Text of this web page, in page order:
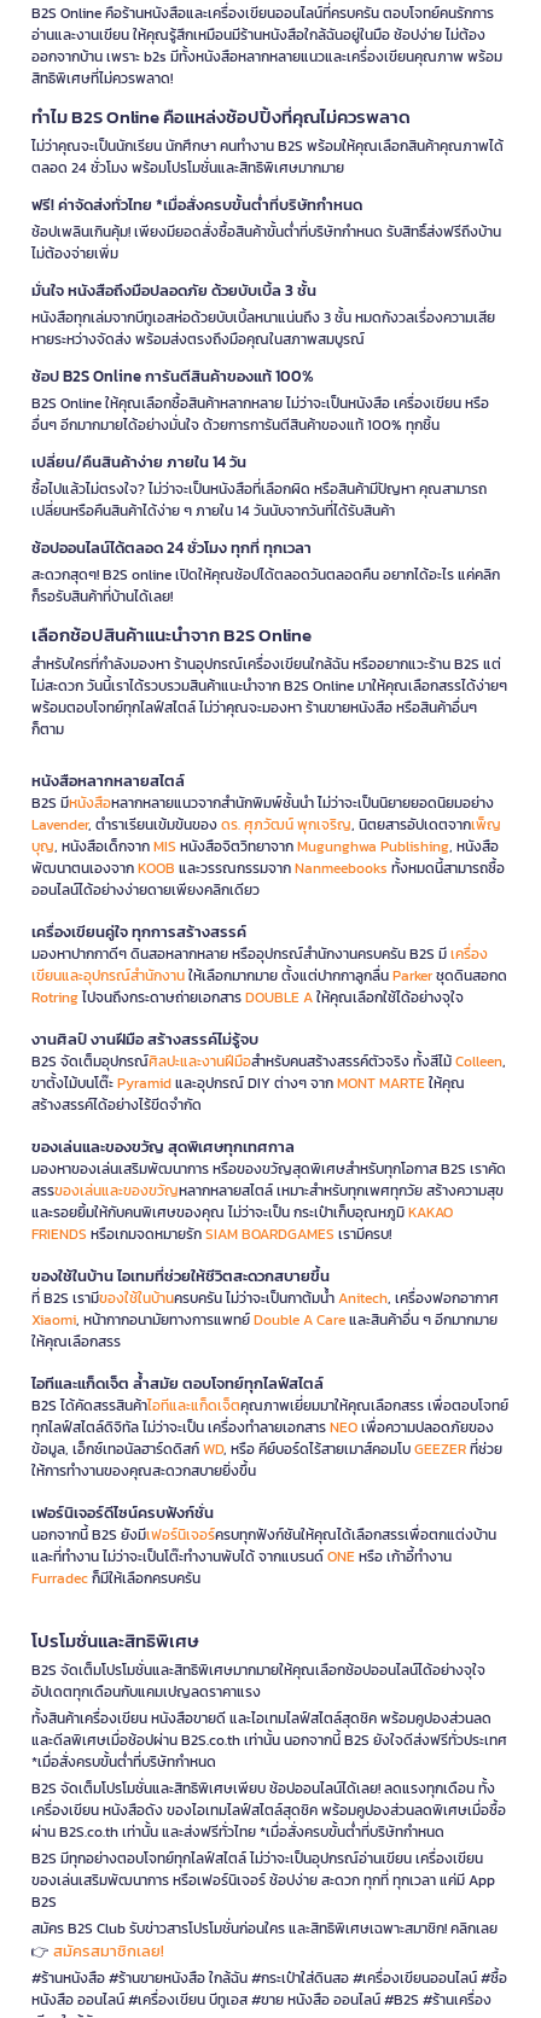
B2S Online คือร้านหนังสือและเครื่องเขียนออนไลน์ที่ครบครัน ตอบโจทย์คนรักการ
อ่านและงานเขียน ให้คุณรู้สึกเหมือนมีร้านหนังสือใกล้ฉันอยู่ในมือ ช้อปง่าย ไม่ต้อง
ออกจากบ้าน เพราะ b2s มีทั้งหนังสือหลากหลายแนวและเครื่องเขียนคุณภาพ พร้อม
สิทธิพิเศษที่ไม่ควรพลาด!
ทำไม B2S Online คือแหล่งช้อปปิ้งที่คุณไม่ควรพลาด
ไม่ว่าคุณจะเป็นนักเรียน นักศึกษา คนทำงาน B2S พร้อมให้คุณเลือกสินค้าคุณภาพได้
ตลอด 24 ชั่วโมง พร้อมโปรโมชั่นและสิทธิพิเศษมากมาย
ฟรี! ค่าจัดส่งทั่วไทย *เมื่อสั่งครบขั้นต่ำที่บริษัทกำหนด
ช้อปเพลินเกินคุ้ม! เพียงมียอดสั่งซื้อสินค้าขั้นต่ำที่บริษัทกำหนด รับสิทธิ์ส่งฟรีถึงบ้าน
ไม่ต้องจ่ายเพิ่ม
มั่นใจ หนังสือถึงมือปลอดภัย ด้วยบับเบิ้ล 3 ชั้น
หนังสือทุกเล่มจากบีทูเอสห่อด้วยบับเบิ้ลหนาแน่นถึง 3 ชั้น หมดกังวลเรื่องความเสีย
หายระหว่างจัดส่ง พร้อมส่งตรงถึงมือคุณในสภาพสมบูรณ์
ช้อป B2S Online การันตีสินค้าของแท้ 100%
B2S Online ให้คุณเลือกซื้อสินค้าหลากหลาย ไม่ว่าจะเป็นหนังสือ เครื่องเขียน หรือ
อื่นๆ อีกมากมายได้อย่างมั่นใจ ด้วยการการันตีสินค้าของแท้ 100% ทุกชิ้น
เปลี่ยน/คืนสินค้าง่าย ภายใน 14 วัน
ซื้อไปแล้วไม่ตรงใจ? ไม่ว่าจะเป็นหนังสือที่เลือกผิด หรือสินค้ามีปัญหา คุณสามารถ
เปลี่ยนหรือคืนสินค้าได้ง่าย ๆ ภายใน 14 วันนับจากวันที่ได้รับสินค้า
ช้อปออนไลน์ได้ตลอด 24 ชั่วโมง ทุกที่ ทุกเวลา
สะดวกสุดๆ! B2S online เปิดให้คุณช้อปได้ตลอดวันตลอดคืน อยากได้อะไร แค่คลิก
ก็รอรับสินค้าที่บ้านได้เลย!
เลือกช้อปสินค้าแนะนำจาก B2S Online
สำหรับใครที่กำลังมองหา ร้านอุปกรณ์เครื่องเขียนใกล้ฉัน หรืออยากแวะร้าน B2S แต่
ไม่สะดวก วันนี้เราได้รวบรวมสินค้าแนะนำจาก B2S Online มาให้คุณเลือกสรรได้ง่ายๆ
พร้อมตอบโจทย์ทุกไลฟ์สไตล์ ไม่ว่าคุณจะมองหา ร้านขายหนังสือ หรือสินค้าอื่นๆ
ก็ตาม
หนังสือหลากหลายสไตล์
B2S มีหนังสือหลากหลายแนวจากสำนักพิมพ์ชั้นนำ ไม่ว่าจะเป็นนิยายยอดนิยมอย่าง
Lavender, ตำราเรียนเข้มข้นของดร. ศุภวัฒน์ พุกเจริญ, นิตยสารอัปเดตจากเพ็ญ
บุญ, หนังสือเด็กจากMIS หนังสือจิตวิทยาจากMugunghwa Publishing, หนังสือ
พัฒนาตนเองจากKOOB และวรรณกรรมจากNanmeebooks ทั้งหมดนี้สามารถซื้อ
ออนไลน์ได้อย่างง่ายดายเพียงคลิกเดียว
เครื่องเขียนคู่ใจ ทุกการสร้างสรรค์
มองหาปากกาดีๆ ดินสอหลากหลาย หรืออุปกรณ์สำนักงานครบครัน B2S มีเครื่อง
เขียนและอุปกรณ์สำนักงานให้เลือกมากมาย ตั้งแต่ปากกาลูกลื่นParkerชุดดินสอกด
Rotringไปจนถึงกระดาษถ่ายเอกสารDOUBLE Aให้คุณเลือกใช้ได้อย่างจุใจ
งานศิลป์ งานฝีมือ สร้างสรรค์ไม่รู้จบ
B2S จัดเต็มอุปกรณ์ศิลปะและงานฝีมือสำหรับคนสร้างสรรค์ตัวจริง ทั้งสีไม้Colleen,
ขาตั้งไม้บนโต๊ะPyramidและอุปกรณ์ DIY ต่างๆ จากMONT MARTEให้คุณ
สร้างสรรค์ได้อย่างไร้ขีดจำกัด
ของเล่นและของขวัญ สุดพิเศษทุกเทศกาล
มองหาของเล่นเสริมพัฒนาการ หรือของขวัญสุดพิเศษสำหรับทุกโอกาส B2S เราคัด
สรรของเล่นและของขวัญหลากหลายสไตล์ เหมาะสำหรับทุกเพศทุกวัย สร้างความสุข
และรอยยิ้มให้กับคนพิเศษของคุณ ไม่ว่าจะเป็น กระเป๋าเก็บอุณหภูมิKAKAO
FRIENDS หรือเกมจดหมายรักSIAM BOARDGAMES เรามีครบ!
ของใช้ในบ้าน ไอเทมที่ช่วยให้ชีวิตสะดวกสบายขึ้น
ที่ B2S เรามีของใช้ในบ้านครบครัน ไม่ว่าจะเป็นกาต้มน้ำAnitech, เครื่องฟอกอากาศ
Xiaomi, หน้ากากอนามัยทางการแพทย์Double A Careและสินค้าอื่น ๆ อีกมากมาย
ให้คุณเลือกสรร
ไอทีและแก็ดเจ็ต ล้ำสมัย ตอบโจทย์ทุกไลฟ์สไตล์
B2S ได้คัดสรรสินค้าไอทีและแก็ดเจ็ตคุณภาพเยี่ยมมาให้คุณเลือกสรร เพื่อตอบโจทย์
ทุกไลฟ์สไตล์ดิจิทัล ไม่ว่าจะเป็น เครื่องทำลายเอกสารNEOเพื่อความปลอดภัยของ
ข้อมูล, เอ็กซ์เทอนัลฮาร์ดดิสก์WD, หรือ คีย์บอร์ดไร้สายเมาส์คอมโบGEEZERที่ช่วย
ให้การทำงานของคุณสะดวกสบายยิ่งขึ้น
เฟอร์นิเจอร์ดีไซน์ครบฟังก์ชั่น
นอกจากนี้ B2S ยังมีเฟอร์นิเจอร์ครบทุกฟังก์ชันให้คุณได้เลือกสรรเพื่อตกแต่งบ้าน
และที่ทำงาน ไม่ว่าจะเป็นโต๊ะทำงานพับได้ จากแบรนด์ONEหรือ เก้าอี้ทำงาน
Furradecก็มีให้เลือกครบครัน
โปรโมชั่นและสิทธิพิเศษ
B2S จัดเต็มโปรโมชั่นและสิทธิพิเศษมากมายให้คุณเลือกช้อปออนไลน์ได้อย่างจุใจ
อัปเดตทุกเดือนกับแคมเปญลดราคาแรง
ทั้งสินค้าเครื่องเขียน หนังสือขายดี และไอเทมไลฟ์สไตล์สุดชิค พร้อมคูปองส่วนลด
และดีลพิเศษเมื่อช้อปผ่าน B2S.co.th เท่านั้น นอกจากนี้ B2S ยังใจดีส่งฟรีทั่วประเทศ
*เมื่อสั่งครบขั้นต่ำที่บริษัทกำหนด
B2S จัดเต็มโปรโมชั่นและสิทธิพิเศษเพียบ ช้อปออนไลน์ได้เลย! ลดแรงทุกเดือน ทั้ง
เครื่องเขียน หนังสือดัง ของไอเทมไลฟ์สไตล์สุดชิค พร้อมคูปองส่วนลดพิเศษเมื่อซื้อ
ผ่าน B2S.co.th เท่านั้น และส่งฟรีทั่วไทย *เมื่อสั่งครบขั้นต่ำที่บริษัทกำหนด
B2S มีทุกอย่างตอบโจทย์ทุกไลฟ์สไตล์ ไม่ว่าจะเป็นอุปกรณ์อ่านเขียน เครื่องเขียน
ของเล่นเสริมพัฒนาการ หรือเฟอร์นิเจอร์ ช้อปง่าย สะดวก ทุกที่ ทุกเวลา แค่มี App
B2S
สมัคร B2S Club รับข่าวสารโปรโมชั่นก่อนใคร และสิทธิพิเศษเฉพาะสมาชิก! คลิกเลย
👉 สมัครสมาชิกเลย!
#ร้านหนังสือ #ร้านขายหนังสือ ใกล้ฉัน #กระเป๋าใส่ดินสอ #เครื่องเขียนออนไลน์ #ซื้อ
หนังสือ ออนไลน์ #เครื่องเขียน บีทูเอส #ขาย หนังสือ ออนไลน์ #B2S #ร้านเครื่อง